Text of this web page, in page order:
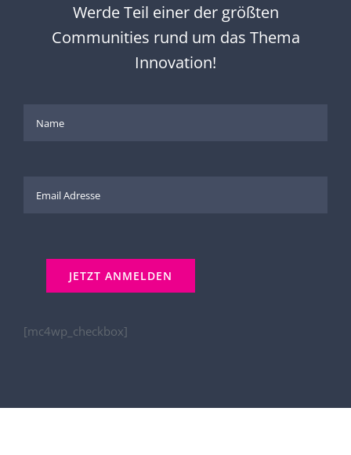
Werde Teil einer der größten
Communities rund um das Thema
Innovation!
[mc4wp_checkbox]